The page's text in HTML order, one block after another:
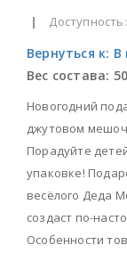
| Доступность
Вернуться к:
Вес состава:
Новогодний
джутовом
Порадуйте
упаковке!
весёлого Деда
создаст по-
Особенности